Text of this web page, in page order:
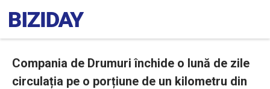
Compania de Drumuri închide o lună de zile
circulația pe o porțiune de un kilometru din